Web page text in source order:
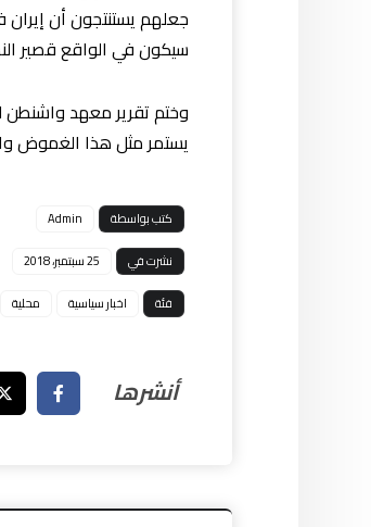
سيكون في الواقع قصير
وختم تقرير معهد واشنطن
يستمر مثل هذا الغموض
كتب بواسطة
Admin
نشرت في
25 سبتمبر، 2018
فئة
اخبار سياسية محلية